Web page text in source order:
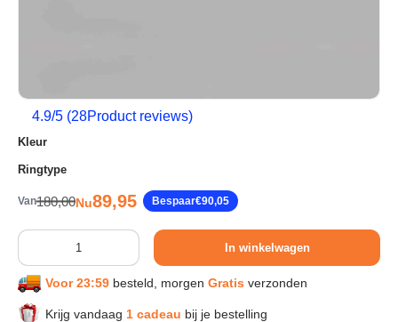
Wonen & Interieur
Huisdieren
Huishouden & Schoonmaak
Keuken & Koken
4.9/5 (28Product reviews)
Kleur
Ringtype
VanReguliere prijs
180,00Verkoopprijs
Nu89,95 Bespaar€90,05
Aantal
In winkelwagen
Voor 23:59 besteld, morgen Gratis verzonden
Krijg vandaag 1 cadeau bij je bestelling